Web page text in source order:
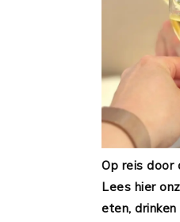
Op reis door
Lees hier
eten,